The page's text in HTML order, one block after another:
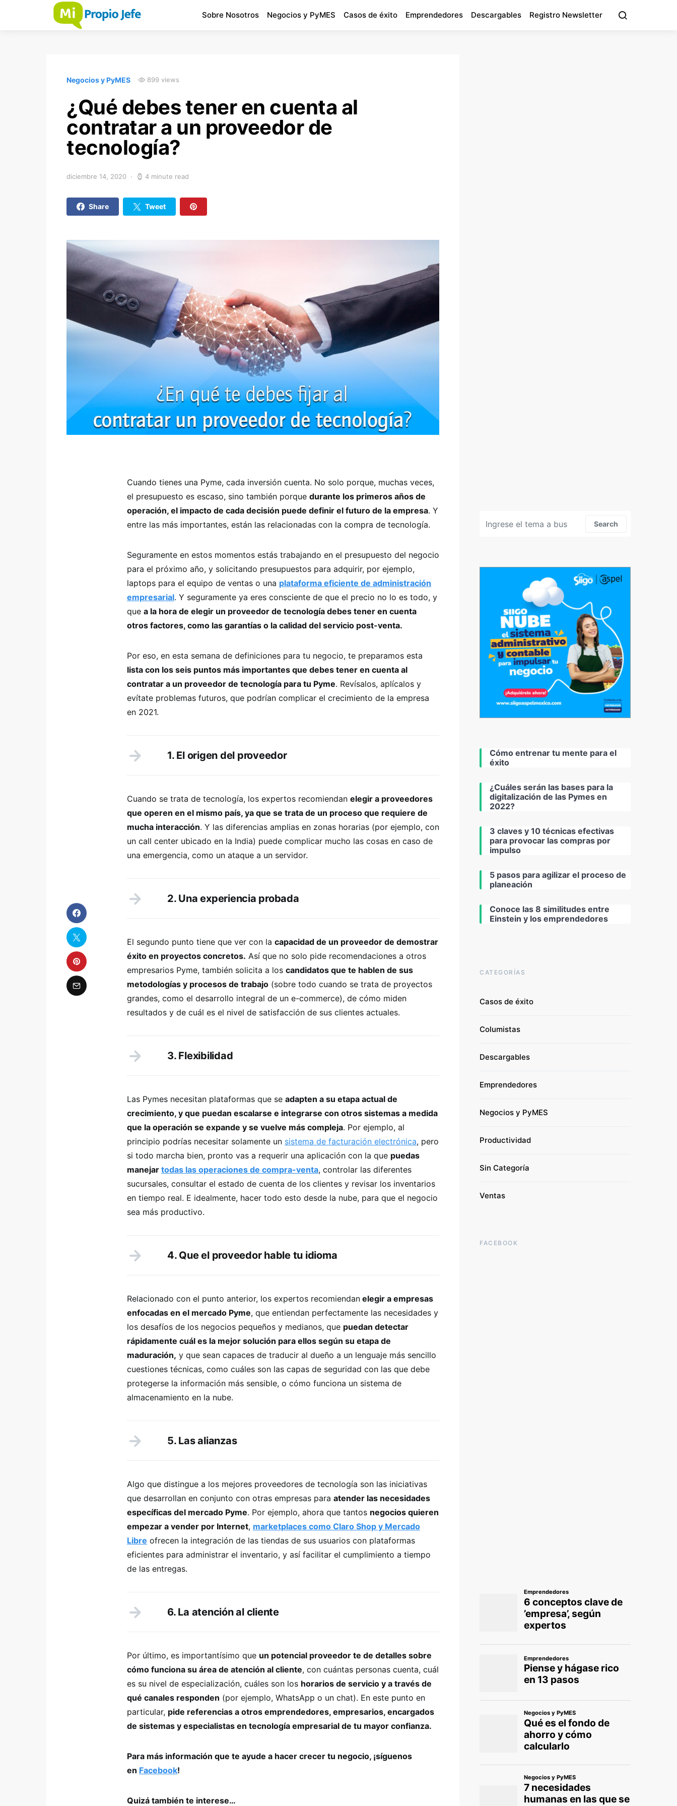
Sobre Nosotros Negocios y PyMES Casos de éxito Emprendedores Descargables Registro Newsletter
Negocios y PyMES 899 views
¿Qué debes tener en cuenta al
contratar a un proveedor de
tecnología?
diciembre 14, 2020 4 minute read
Share Tweet
Cuando tienes una Pyme, cada inversión cuenta. No solo porque, muchas veces,
el presupuesto es escaso, sino también porque durante los primeros años de
operación, el impacto de cada decisión puede definir el futuro de la empresa. Y
entre las más importantes, están las relacionadas con la compra de tecnología.
Seguramente en estos momentos estás trabajando en el presupuesto del negocio
para el próximo año, y solicitando presupuestos para adquirir, por ejemplo,
laptops para el equipo de ventas o una plataforma eficiente de administración
empresarial. Y seguramente ya eres consciente de que el precio no lo es todo, y
que a la hora de elegir un proveedor de tecnología debes tener en cuenta
otros factores, como las garantías o la calidad del servicio post-venta.
Por eso, en esta semana de definiciones para tu negocio, te preparamos esta
lista con los seis puntos más importantes que debes tener en cuenta al
contratar a un proveedor de tecnología para tu Pyme. Revísalos, aplícalos y
evítate problemas futuros, que podrían complicar el crecimiento de la empresa
en 2021.
1. El origen del proveedor
Cuando se trata de tecnología, los expertos recomiendan elegir a proveedores
que operen en el mismo país, ya que se trata de un proceso que requiere de
mucha interacción. Y las diferencias amplias en zonas horarias (por ejemplo, con
un call center ubicado en la India) puede complicar mucho las cosas en caso de
una emergencia, como un ataque a un servidor.
2. Una experiencia probada
El segundo punto tiene que ver con la capacidad de un proveedor de demostrar
éxito en proyectos concretos. Así que no solo pide recomendaciones a otros
empresarios Pyme, también solicita a los candidatos que te hablen de sus
metodologías y procesos de trabajo (sobre todo cuando se trata de proyectos
grandes, como el desarrollo integral de un e-commerce), de cómo miden
resultados y de cuál es el nivel de satisfacción de sus clientes actuales.
3. Flexibilidad
Las Pymes necesitan plataformas que se adapten a su etapa actual de
crecimiento, y que puedan escalarse e integrarse con otros sistemas a medida
que la operación se expande y se vuelve más compleja. Por ejemplo, al
principio podrías necesitar solamente un sistema de facturación electrónica, pero
si todo marcha bien, pronto vas a requerir una aplicación con la que puedas
manejar todas las operaciones de compra-venta, controlar las diferentes
sucursales, consultar el estado de cuenta de los clientes y revisar los inventarios
en tiempo real. E idealmente, hacer todo esto desde la nube, para que el negocio
sea más productivo.
4. Que el proveedor hable tu idioma
Relacionado con el punto anterior, los expertos recomiendan elegir a empresas
enfocadas en el mercado Pyme, que entiendan perfectamente las necesidades y
los desafíos de los negocios pequeños y medianos, que puedan detectar
rápidamente cuál es la mejor solución para ellos según su etapa de
maduración, y que sean capaces de traducir al dueño a un lenguaje más sencillo
cuestiones técnicas, como cuáles son las capas de seguridad con las que debe
protegerse la información más sensible, o cómo funciona un sistema de
almacenamiento en la nube.
5. Las alianzas
Algo que distingue a los mejores proveedores de tecnología son las iniciativas
que desarrollan en conjunto con otras empresas para atender las necesidades
específicas del mercado Pyme. Por ejemplo, ahora que tantos negocios quieren
empezar a vender por Internet, marketplaces como Claro Shop y Mercado
Libre ofrecen la integración de las tiendas de sus usuarios con plataformas
eficientes para administrar el inventario, y así facilitar el cumplimiento a tiempo
de las entregas.
6. La atención al cliente
Por último, es importantísimo que un potencial proveedor te de detalles sobre
cómo funciona su área de atención al cliente, con cuántas personas cuenta, cuál
es su nivel de especialización, cuáles son los horarios de servicio y a través de
qué canales responden (por ejemplo, WhatsApp o un chat). En este punto en
particular, pide referencias a otros emprendedores, empresarios, encargados
de sistemas y especialistas en tecnología empresarial de tu mayor confianza.
Para más información que te ayude a hacer crecer tu negocio, ¡síguenos
en Facebook!
Quizá también te interese…
Search
Cómo entrenar tu mente para el
éxito
¿Cuáles serán las bases para la
digitalización de las Pymes en
2022?
3 claves y 10 técnicas efectivas
para provocar las compras por
impulso
5 pasos para agilizar el proceso de
planeación
Conoce las 8 similitudes entre
Einstein y los emprendedores
CATEGORÍAS
Casos de éxito
Columistas
Descargables
Emprendedores
Negocios y PyMES
Productividad
Sin Categoría
Ventas
FACEBOOK